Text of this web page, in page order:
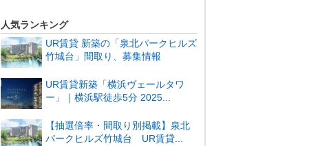
人気ランキング
UR賃貸 新築の「泉北パークヒルズ
竹城台」間取り、募集情報
UR賃貸新築「横浜ヴェールタワ
ー」｜横浜駅徒歩5分 2025...
【抽選倍率・間取り別掲載】泉北
パークヒルズ竹城台 UR賃貸...